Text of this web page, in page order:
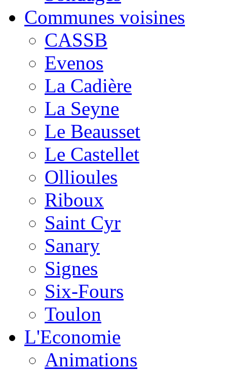
Communes voisines
CASSB
Evenos
La Cadière
La Seyne
Le Beausset
Le Castellet
Ollioules
Riboux
Saint Cyr
Sanary
Signes
Six-Fours
Toulon
L'Economie
Animations